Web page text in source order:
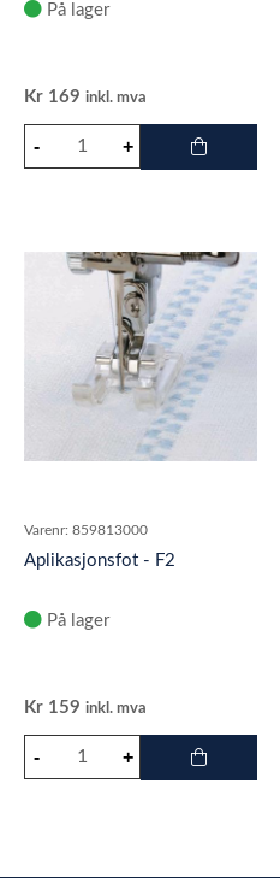
På lager
Kr 169 inkl. mva
Varenr: 859813000
Aplikasjonsfot - F2
På lager
Kr 159 inkl. mva